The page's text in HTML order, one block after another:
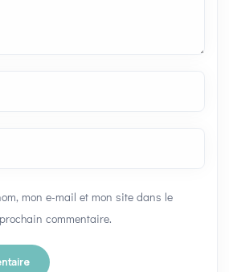
mon e-mail et mon site dans le
commentaire.